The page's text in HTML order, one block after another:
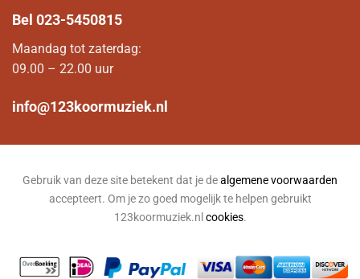
Bel 023-5450815
Maandag tot zaterdag:
09.00 – 22.00 uur
info@123koormuziek.nl
Gebruik van deze site betekent dat je dealgemene voorwaarden
accepteert. Om je zo goed mogelijk te helpen gebruikt
123koormuziek.nl cookies.